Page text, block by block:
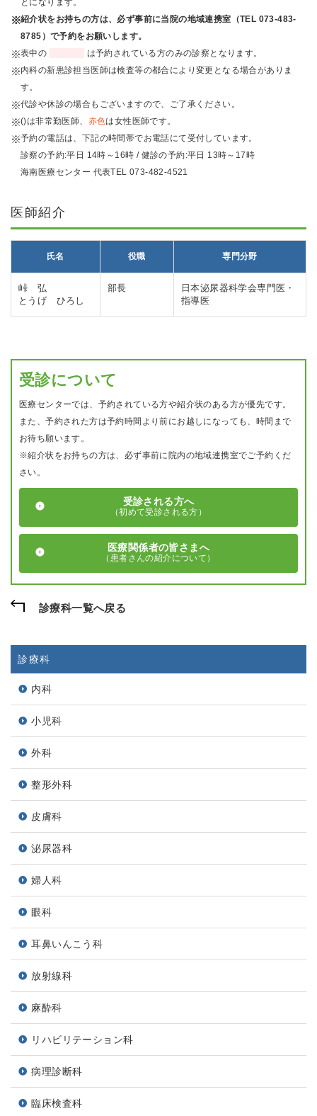
とになります。
紹介状をお持ちの方は、必ず事前に当院の地域連携室（TEL 073-483-
8785）で予約をお願いします。
表中の
は予約されている方のみの診察となります。
内科の新患診担当医師は検査等の都合により変更となる場合がありま
す。
代診や休診の場合もございますので、ご了承ください。
()は非常勤医師、 赤色は女性医師です。
予約の電話は、下記の時間帯でお電話にて受付しています。
診察の予約:平日 14時～16時 / 健診の予約:平日 13時～17時
海南医療センター 代表TEL 073-482-4521
医師紹介
氏名 役職 専門分野
峠 弘
とうげ ひろし
部長
日本泌尿器科学会専門医・
指導医
受診について
医療センターでは、予約されている方や紹介状のある方が優先です。
また、予約された方は予約時間より前にお越しになっても、時間まで
お待ち願います。
※紹介状をお持ちの方は、必ず事前に院内の地域連携室でご予約くだ
さい。
受診される方へ
（初めて受診される方）
医療関係者の皆さまへ
（患者さんの紹介について）
診療科一覧へ戻る
診療科
内科
小児科
外科
整形外科
皮膚科
泌尿器科
婦人科
眼科
耳鼻いんこう科
放射線科
麻酔科
リハビリテーション科
病理診断科
臨床検査科